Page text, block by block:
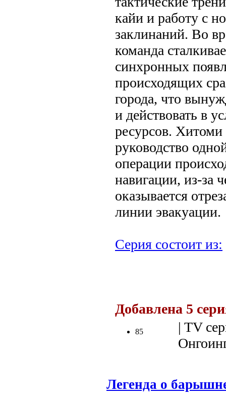
кайи и работу с
заклинаний. Во
команда
синхронных
происходящих
города, что
и действовать в
ресурсов. Хитоми
руководство
операции
навигации, из-за
оказывается
линии эвакуации.
Серия состоит из:
Добавлена 5
85
| TV
Легенда о